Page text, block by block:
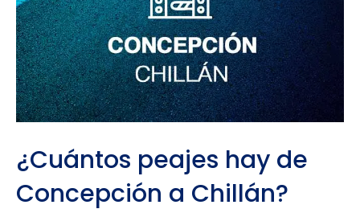
¿Cuántos peajes hay de
Concepción a Chillán?